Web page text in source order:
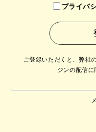
プライバ
ご登録いただくと、弊社
ジンの配信